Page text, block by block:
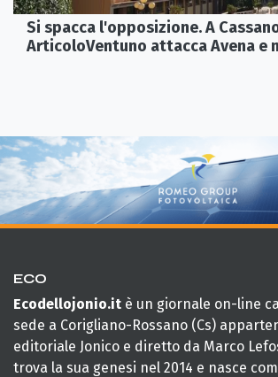
Si spacca l'opposizione. A
ArticoloVentuno attacca Avena e
ECO
Ecodellojonio.it è un giornale on-line
sede a Corigliano-Rossano (Cs)
editoriale Jonico e diretto da Marco
trova la sua genesi nel 2014 e nasce